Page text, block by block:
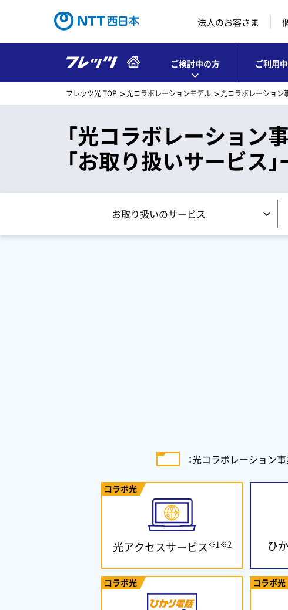
法人のお客さま
ご検討中の方 ご利用
フレッツ光 TOP 光コラボレーションモデル 光コラボレーション
「光コラボレーション
「お取り扱いサービス
お取り扱いのサービス
：光コラボレーション
コラボ光
光アクセスサービス ※1※2 ひ
コラボ光 コラボ光